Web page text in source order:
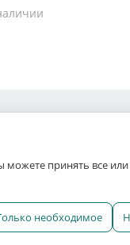
можете принять все
необходимое